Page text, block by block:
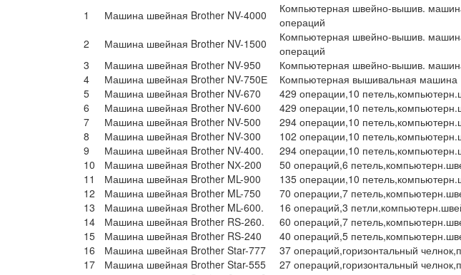
1 Машина швейная Brother NV-4000
Компьютерная швейно-вышив.
операций
2
Машина швейная Brother NV-1500
Компьютерная швейно-вышив.
операций
3
Машина швейная Brother NV-950 Компьютерная швейно-вышив.
4
Машина швейная Brother NV-750Е Компьютерная вышивальная машина
5
Машина швейная Brother NV-670 429 операции,10
6
Машина швейная Brother NV-600 429 операции,10
7
Машина швейная Brother NV-500 294 операции,10
8
Машина швейная Brother NV-300 102 операции,10
9
Машина швейная Brother NV-400. 294 операции,10
10
Машина швейная Brother NХ-200 50 операций,6
11
Машина швейная Brother ML-900 135 операции,10
12
Машина швейная Brother ML-750 70 операции,7
13
Машина швейная Brother ML-600. 16 операций,3
14
Машина швейная Brother RS-260. 60 операций,7
15
Машина швейная Brother RS-240 40 операций,5
16
Машина швейная Brother Star-777 37 операций,горизонтальный
17
Машина швейная Brother Star-555 27 операций,горизонтальный